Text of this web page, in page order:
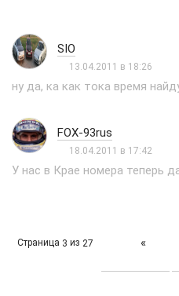
SIO
13.04.2011 в 18:26
ну да, ка как тока время
FOX-93rus
18.04.2011 в 17:42
У нас в Крае номера теперь
Страница 3 из 27 «